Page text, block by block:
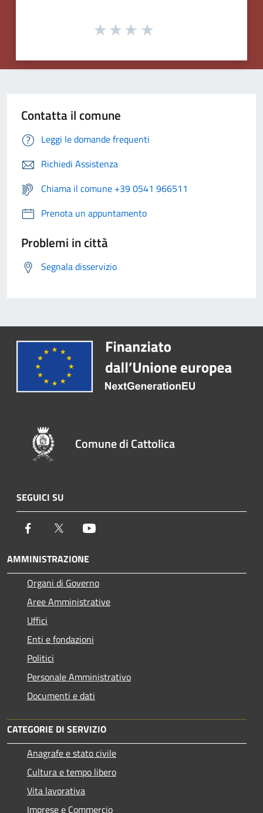
Contatta il comune
Leggi le domande frequenti
Richiedi Assistenza
Chiama il comune +39 0541 966511
Prenota un appuntamento
Problemi in città
Segnala disservizio
Comune di Cattolica
SEGUICI SU
Facebook Twitter
AMMINISTRAZIONE
Organi di Governo
Aree Amministrative
Uffici
Enti e fondazioni
Politici
Personale Amministrativo
Documenti e dati
CATEGORIE DI SERVIZIO
Anagrafe e stato civile
Cultura e tempo libero
Vita lavorativa
Imprese e Commercio